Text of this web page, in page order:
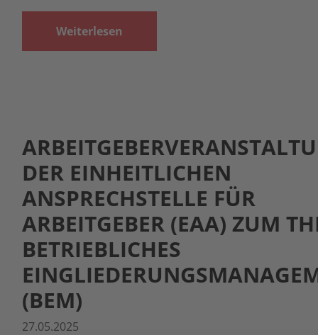
Weiterlesen
DER EINHEITLICHEN
ANSPRECHSTELLE FÜR
ARBEITGEBER (EAA) ZUM
BETRIEBLICHES
(BEM)
27.05.2025